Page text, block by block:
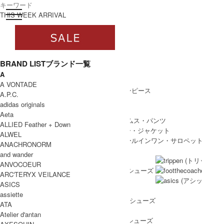
toggle navigation
ログイン
すべてWOMEN
WOMEN ALL ITEM
/ ワンピース
/ ボトムス・パンツ
/ アウター・ジャケット
/ オールインワン・サロペット
SHOES
SHOES ALL ITEM
DRESS SHOES
/ ドレスシューズ
BOOTS
/ バレエシューズ
/ その他シューズ
THIS WEEK ARRIVAL
BRAND LISTブランド一覧
A
A VONTADE
A.P.C.
adidas originals
Aeta
ALLIED Feather + Down
ALWEL
ANACHRONORM
and wander
ANVOCOEUR
ARC'TERYX VEILANCE
ASICS
assiette
ATA
Atelier d'antan